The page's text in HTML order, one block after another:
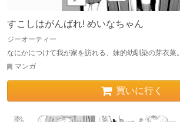
すこしはがんばれ! めいなちゃん
ジーオーティー
なにかにつけて我が家を訪れる、妹的幼馴染の芽衣菜。
マンガ
買いに行く